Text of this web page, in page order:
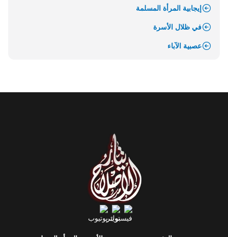
إيجابية المرأة المسلمة
في ظلال الأسرة
عصبية الآباء